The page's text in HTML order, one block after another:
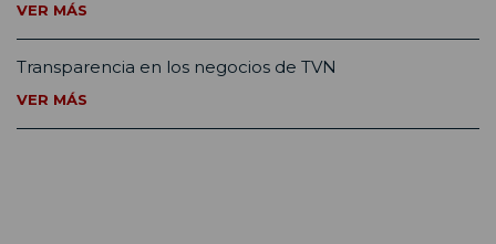
VER MÁS
Transparencia en los negocios de TVN
VER MÁS